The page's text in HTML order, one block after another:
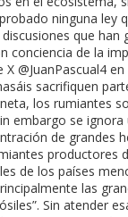
ninguna ley
que
conciencia de la
@JuanPascual4
sacrifiquen
los rumiantes
embargo se ignora
de grandes
productores
de los países
las
Sin atender